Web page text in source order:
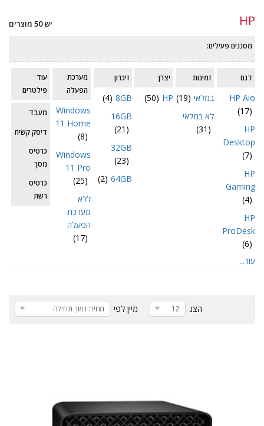
HP יש 50 מוצרים
מסננים פעילים:
דגם
HP Aio
(17)
HP
Desktop
(7)
HP
Gaming
(4)
HP
ProDesk
(6)
עוד...
זמינות
במלאי (19)
לא במלאי
(31)
יצרן
HP
(50)
זיכרון
8GB
(4)
16GB
(21)
32GB
(23)
64GB
(2)
מערכת
הפעלה
Windows
11 Home
(8)
Windows
11 Pro
(25)
ללא
מערכת
הפעלה
(17)
עוד
פילטרים
מעבד
דיסק קשיח
כרטיס
מסך
כרטיס
רשת
מיין לפי מחיר: נמוך תחילה הצג 12